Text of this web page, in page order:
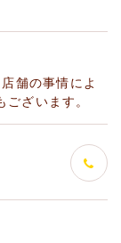
舗の事情によ
ざいます。